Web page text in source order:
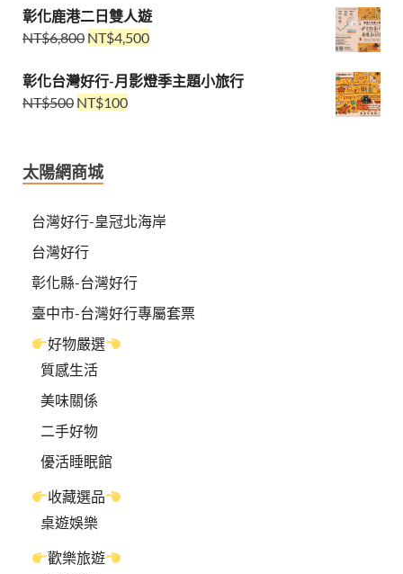
彰化鹿港二日雙人遊
NT$6,800 NT$4,500
彰化台灣好行-月影燈季主題小旅行
NT$500 NT$100
太陽網商城
台灣好行-皇冠北海岸
台灣好行
彰化縣-台灣好行
臺中市-台灣好行專屬套票
好物嚴選
質感生活
美味關係
二手好物
優活睡眠館
收藏選品
桌遊娛樂
歡樂旅遊